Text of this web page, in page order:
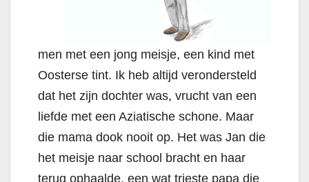
men met een jong meisje, een kind met
Oosterse tint. Ik heb altijd verondersteld
dat het zijn dochter was, vrucht van een
liefde met een Aziatische schone. Maar
die mama dook nooit op. Het was Jan die
het meisje naar school bracht en haar
terug ophaalde, een wat trieste papa die